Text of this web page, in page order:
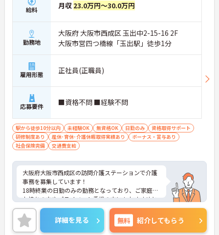
給料 月収 23.0万円～30.0万円
勤務地
大阪府 大阪市西成区 玉出中2-15-16 2F
大阪市営四つ橋線「玉出駅」徒歩1分
雇用形態 正社員(正職員)
応募要件 ■資格不問 ■経験不問
駅から徒歩10分以内 未経験OK 無資格OK 日勤のみ
資格取得サポート
研修制度あり
産休･育休･介護休暇取得実績あり
ボーナス・賞与あり
社会保険完備
交通費支給
大阪府大阪市西成区の訪問介護ステーションで介護
事務を募集しています！
18時終業の日勤のみの勤務となっており、ご家庭を
お持ちの方やプライベート重視の方にもおすすめと
なっております◎最寄り駅から徒歩1分と好立地！
通勤しやすいのも嬉しいポイントです♪
＜業界トップレベルの高水準な給与・賞与＞賞与は
詳細を見る 無料 紹介してもらう